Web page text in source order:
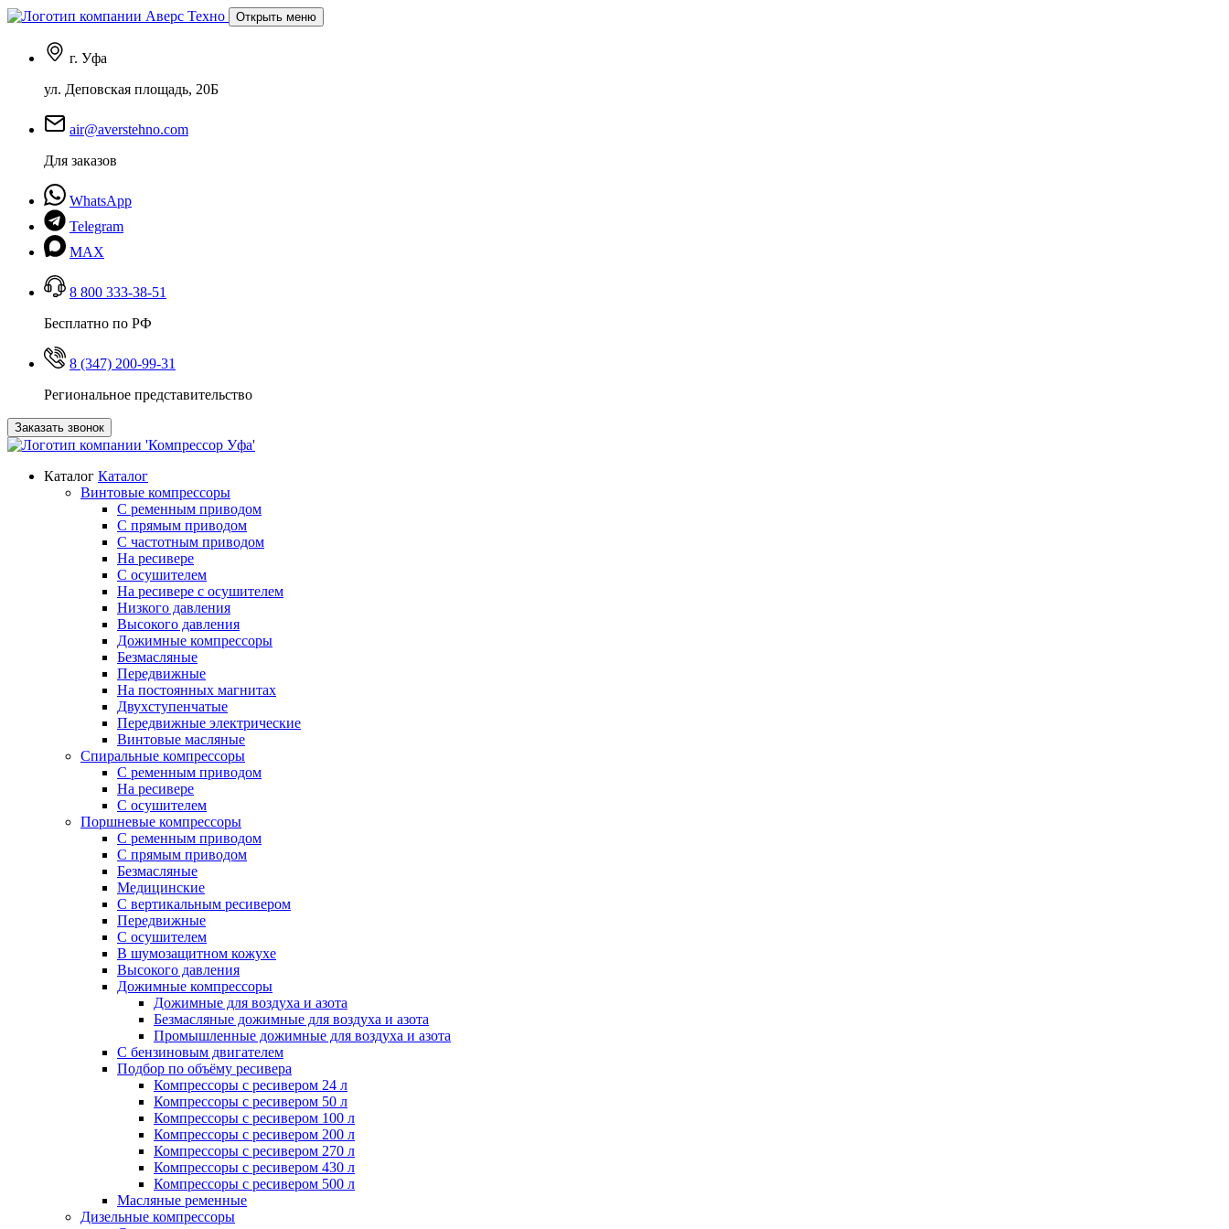
Открыть меню
г. Уфа
ул. Деповская площадь, 20Б
air@averstehno.com
Для заказов
WhatsApp
Telegram
MAX
8 800 333-38-51
Бесплатно по РФ
8 (347) 200-99-31
Региональное представительство
Заказать звонок
Каталог Каталог
Винтовые компрессоры
С ременным приводом
С прямым приводом
С частотным приводом
На ресивере
С осушителем
На ресивере с осушителем
Низкого давления
Высокого давления
Дожимные компрессоры
Безмасляные
Передвижные
На постоянных магнитах
Двухступенчатые
Передвижные электрические
Винтовые масляные
Спиральные компрессоры
С ременным приводом
На ресивере
С осушителем
Поршневые компрессоры
С ременным приводом
С прямым приводом
Безмасляные
Медицинские
С вертикальным ресивером
Передвижные
С осушителем
В шумозащитном кожухе
Высокого давления
Дожимные компрессоры
Дожимные для воздуха и азота
Безмасляные дожимные для воздуха и азота
Промышленные дожимные для воздуха и азота
С бензиновым двигателем
Подбор по объёму ресивера
Компрессоры с ресивером 24 л
Компрессоры с ресивером 50 л
Компрессоры с ресивером 100 л
Компрессоры с ресивером 200 л
Компрессоры с ресивером 270 л
Компрессоры с ресивером 430 л
Компрессоры с ресивером 500 л
Масляные ременные
Дизельные компрессоры